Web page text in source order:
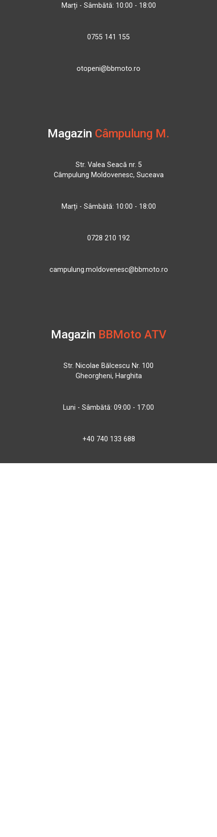
Marți - Sâmbătă: 10:00 - 18:00
0755 141 155
otopeni@bbmoto.ro
Magazin Câmpulung M.
Str. Valea Seacă nr. 5
Câmpulung Moldovenesc, Suceava
Marți - Sâmbătă: 10:00 - 18:00
0728 210 192
campulung.moldovenesc@bbmoto.ro
Magazin BBMoto ATV
Str. Nicolae Bălcescu Nr. 100
Gheorgheni, Harghita
Luni - Sâmbătă: 09:00 - 17:00
+40 740 133 688